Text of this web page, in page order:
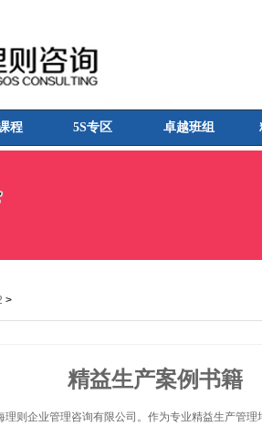
程 5S专区 卓越班组
>
精益生产案例书籍
理则企业管理咨询有限公司。作为专业精益生产管